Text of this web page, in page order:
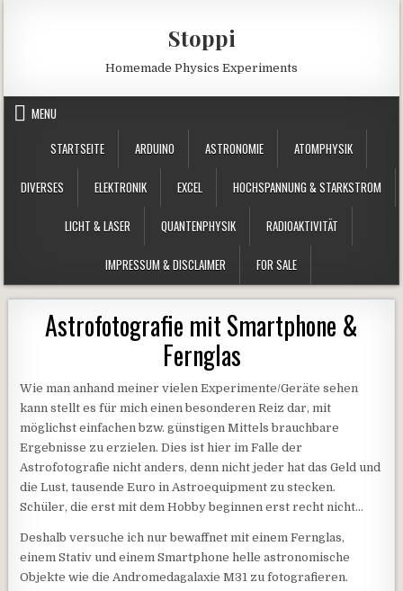
Stoppi
Homemade Physics Experiments
MENU
STARTSEITE
ARDUINO ASTRONOMIE ATOMPHYSIK
DIVERSES ELEKTRONIK EXCEL HOCHSPANNUNG & STARKSTROM
LICHT & LASER QUANTENPHYSIK RADIOAKTIVITÄT
IMPRESSUM & DISCLAIMER FOR SALE
Astrofotografie mit Smartphone &
Fernglas
Wie man anhand meiner vielen Experimente/Geräte sehen
kann stellt es für mich einen besonderen Reiz dar, mit
möglichst einfachen bzw. günstigen Mittels brauchbare
Ergebnisse zu erzielen. Dies ist hier im Falle der
Astrofotografie nicht anders, denn nicht jeder hat das Geld und
die Lust, tausende Euro in Astroequipment zu stecken.
Schüler, die erst mit dem Hobby beginnen erst recht nicht…
Deshalb versuche ich nur bewaffnet mit einem Fernglas,
einem Stativ und einem Smartphone helle astronomische
Objekte wie die Andromedagalaxie M31 zu fotografieren.